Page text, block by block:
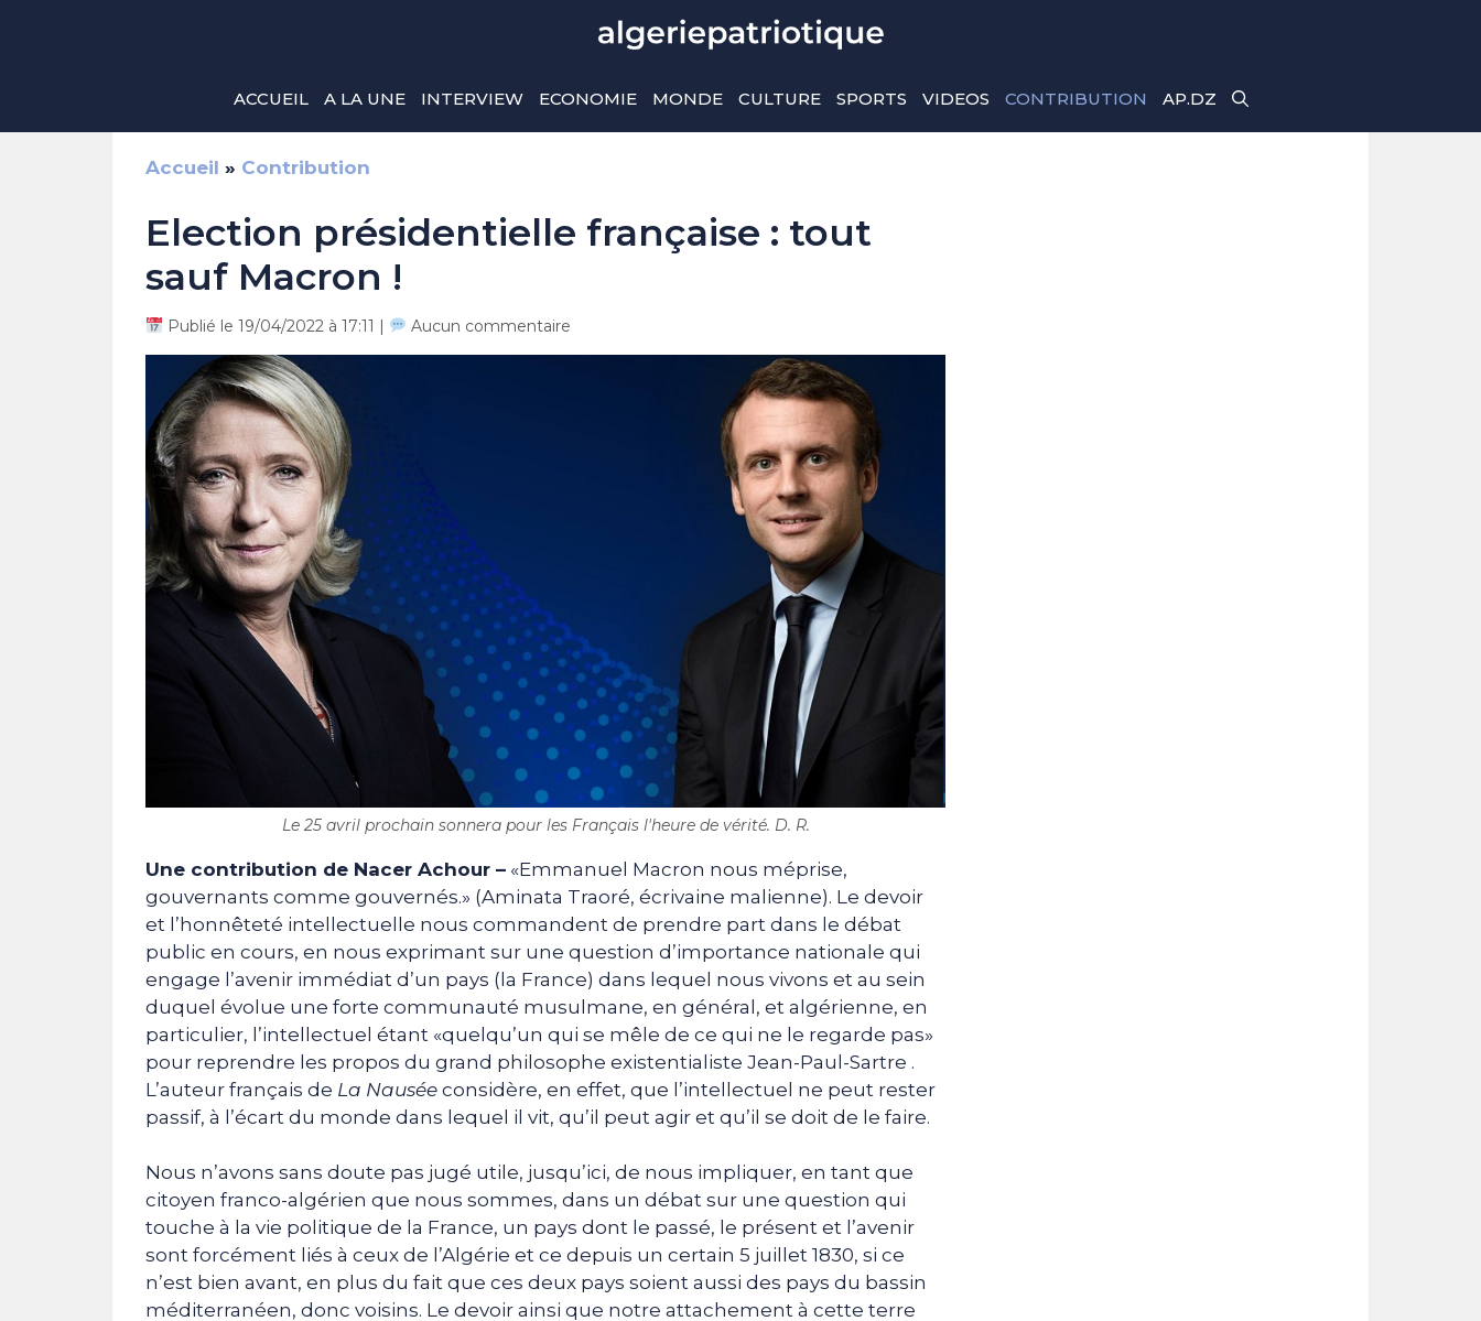
ACCUEIL A LA UNE INTERVIEW ECONOMIE MONDE CULTURE SPORTS VIDEOS CONTRIBUTION AP.DZ
Accueil » Contribution
Election présidentielle française : tout
sauf Macron !
Publié le 19/04/2022 à 17:11 | Aucun commentaire
Le 25 avril prochain sonnera pour les Français l'heure de vérité. D. R.
Une contribution de Nacer Achour – «Emmanuel Macron nous méprise,
gouvernants comme gouvernés.» (Aminata Traoré, écrivaine malienne). Le devoir
et l’honnêteté intellectuelle nous commandent de prendre part dans le débat
public en cours, en nous exprimant sur une question d’importance nationale qui
engage l’avenir immédiat d’un pays (la France) dans lequel nous vivons et au sein
duquel évolue une forte communauté musulmane, en général, et algérienne, en
particulier, l’intellectuel étant «quelqu’un qui se mêle de ce qui ne le regarde pas»
pour reprendre les propos du grand philosophe existentialiste Jean-Paul-Sartre .
L’auteur français de La Nausée considère, en effet, que l’intellectuel ne peut rester
passif, à l’écart du monde dans lequel il vit, qu’il peut agir et qu’il se doit de le faire.
Nous n’avons sans doute pas jugé utile, jusqu’ici, de nous impliquer, en tant que
citoyen franco-algérien que nous sommes, dans un débat sur une question qui
touche à la vie politique de la France, un pays dont le passé, le présent et l’avenir
sont forcément liés à ceux de l’Algérie et ce depuis un certain 5 juillet 1830, si ce
n’est bien avant, en plus du fait que ces deux pays soient aussi des pays du bassin
méditerranéen, donc voisins. Le devoir ainsi que notre attachement à cette terre